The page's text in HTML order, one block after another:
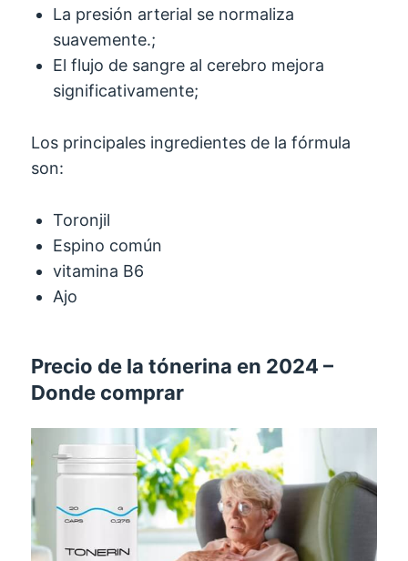
La presión arterial se normaliza
suavemente.;
El flujo de sangre al cerebro mejora
significativamente;
Los principales ingredientes de la fórmula
son:
Toronjil
Espino común
vitamina B6
Ajo
Precio de la tónerina en 2024 –
Donde comprar